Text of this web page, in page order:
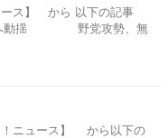
ス】 から 以下の記事
へ動揺 野党攻勢、無
ニュース】 から以下の